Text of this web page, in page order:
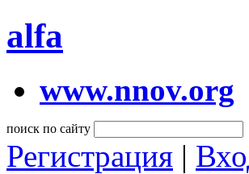
alfa
www.nnov.org
поиск по сайту
Регистрация |